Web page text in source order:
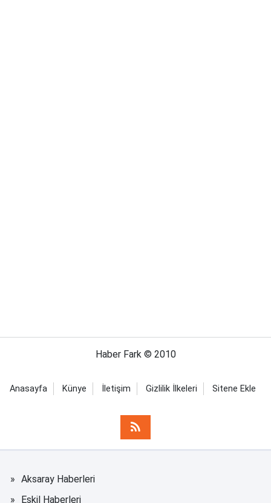
Haber Fark © 2010
Anasayfa Künye İletişim Gizlilik İlkeleri Sitene Ekle
Aksaray Haberleri
Eskil Haberleri